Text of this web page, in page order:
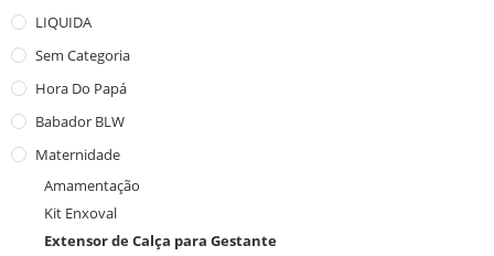
LIQUIDA
Sem Categoria
Hora Do Papá
Babador BLW
Maternidade
Amamentação
Kit Enxoval
Extensor de Calça para Gestante